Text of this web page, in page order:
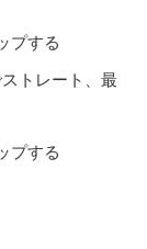
プする
トレート、最
プする